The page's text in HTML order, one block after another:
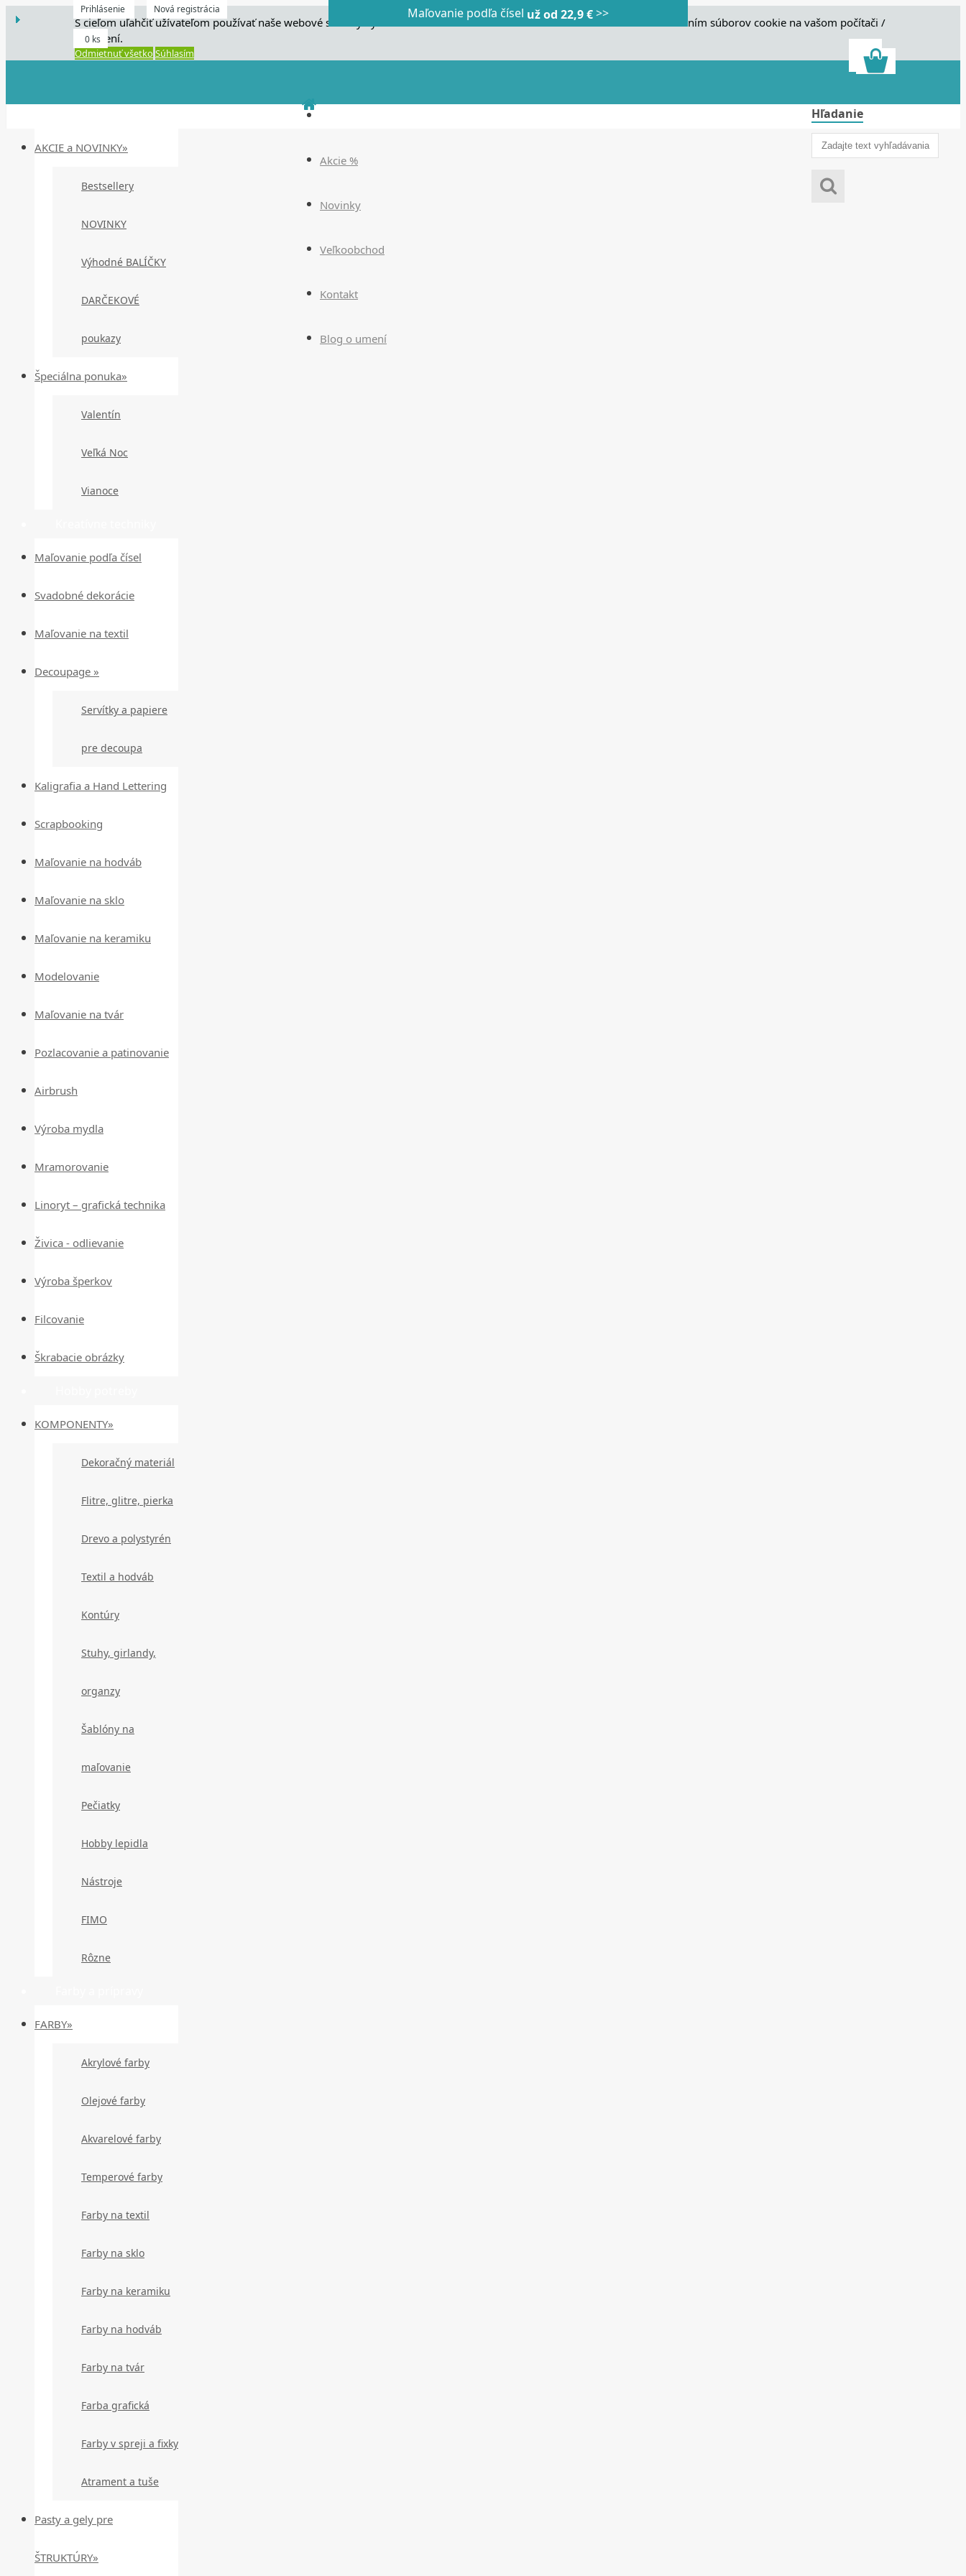
S cieľom uľahčiť užívateľom používať naše webové stránky využívame cookies. Používaním našich stránok súhlasíte s ukladaním súborov cookie na vašom počítači /
zariadení.
Odmietnuť všetko Súhlasím
Akcie %
Novinky
Veľkoobchod
Kontakt
Blog o umení
Hľadanie
Prihlásenie Nová registrácia
0 ks
AKCIE a NOVINKY»
Bestsellery
NOVINKY
Výhodné BALÍČKY
DARČEKOVÉ
poukazy
Špeciálna ponuka»
Valentín
Veľká Noc
Vianoce
Maľovanie podľa čísel
Svadobné dekorácie
Maľovanie na textil
Decoupage »
Servítky a papiere
pre decoupa
Kaligrafia a Hand Lettering
Scrapbooking
Maľovanie na hodváb
Maľovanie na sklo
Maľovanie na keramiku
Modelovanie
Maľovanie na tvár
Pozlacovanie a patinovanie
Airbrush
Výroba mydla
Mramorovanie
Linoryt – grafická technika
Živica - odlievanie
Výroba šperkov
Filcovanie
Škrabacie obrázky
KOMPONENTY»
Dekoračný materiál
Flitre, glitre, pierka
Drevo a polystyrén
Textil a hodváb
Kontúry
Stuhy, girlandy,
organzy
Šablóny na
maľovanie
Pečiatky
Hobby lepidla
Nástroje
FIMO
Rôzne
FARBY»
Akrylové farby
Olejové farby
Akvarelové farby
Temperové farby
Farby na textil
Farby na sklo
Farby na keramiku
Farby na hodváb
Farby na tvár
Farba grafická
Farby v spreji a fixky
Atrament a tuše
Pasty a gely pre
ŠTRUKTÚRY»
Dnes maľovanie podľa čísel|už od 9,90€
Dnes veľký horúci výpredaj|zľavy až 90%
Maľovanie podľa čísel už od 22,9 €>>